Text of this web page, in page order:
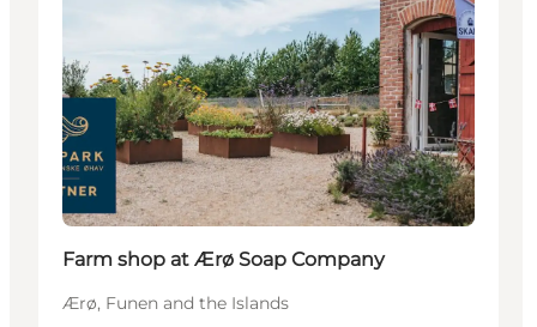
Farm shop at Ærø Soap Company
Ærø, Funen and the Islands